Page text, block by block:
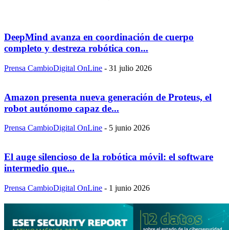
DeepMind avanza en coordinación de cuerpo
completo y destreza robótica con...
Prensa CambioDigital OnLine - 31 julio 2026
Amazon presenta nueva generación de Proteus, el
robot autónomo capaz de...
Prensa CambioDigital OnLine - 5 junio 2026
El auge silencioso de la robótica móvil: el software
intermedio que...
Prensa CambioDigital OnLine - 1 junio 2026